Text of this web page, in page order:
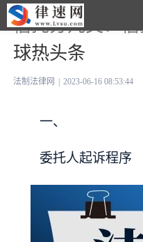
信托分几类？
球热头条
法制法律网 2023-06-16 08:53:44
一、
委托人起诉程序